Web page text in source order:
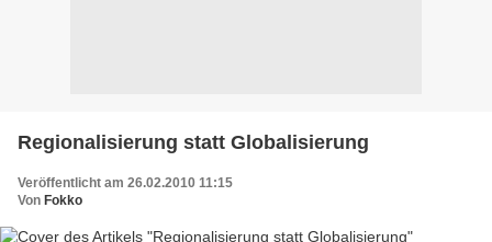
Regionalisierung statt Globalisierung
Veröffentlicht am 26.02.2010 11:15
Von Fokko